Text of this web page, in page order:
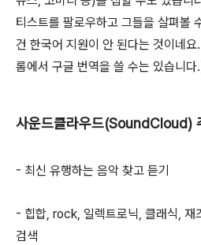
티스트를 팔로우하고 그들을 살펴볼
건 한국어 지원이 안 된다는 것이네
롬에서 구글 번역을 쓸 수는 있습니다
사운드클라우드(SoundCloud)
- 최신 유행하는 음악 찾고 듣기
- 힙합, rock, 일렉트로닉, 클래식, 재
검색